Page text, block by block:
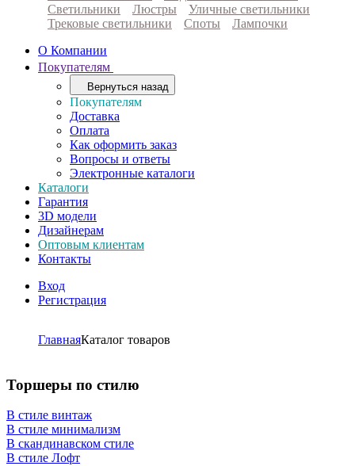
Светильники
Люстры
Уличные светильники
Трековые светильники
Споты
Лампочки
О Компании
Покупателям
Вернуться назад
Покупателям
Доставка
Оплата
Как оформить заказ
Вопросы и ответы
Электронные каталоги
Каталоги
Гарантия
3D модели
Дизайнерам
Оптовым клиентам
Контакты
Вход
Регистрация
ГлавнаяКаталог товаров
Торшеры по стилю
В стиле винтаж
В стиле минимализм
В скандинавском стиле
В стиле Лофт